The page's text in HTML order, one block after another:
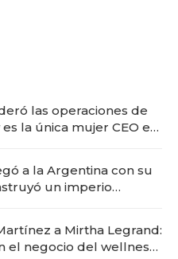
las operaciones de
es la única mujer CEO en
a la Argentina con su
un imperio
a Mirtha Legrand:
el negocio del wellness